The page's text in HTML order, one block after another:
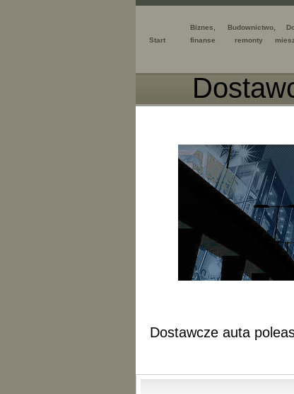
Start
Biznes,
finanse
Budownictwo,
remonty
Dostawcze auta